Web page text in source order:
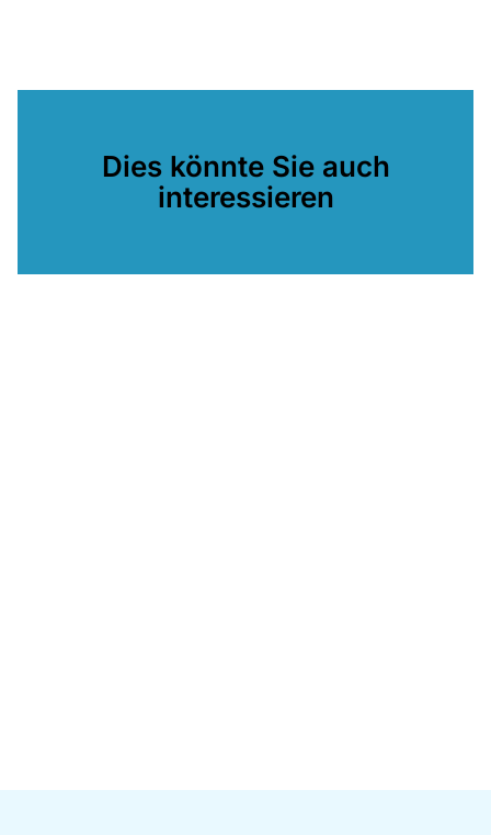
Dies könnte Sie auch
interessieren